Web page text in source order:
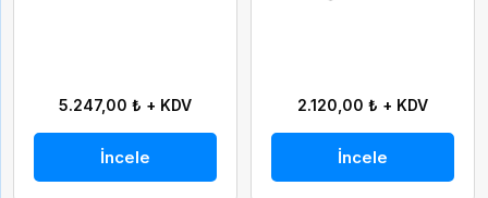
5.247,00 ₺ + KDV
İncele
2.120,00 ₺ + KDV
İncele